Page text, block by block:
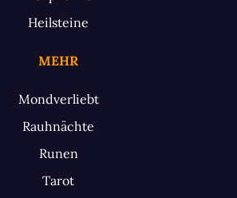
Heilsteine
MEHR
Mondverliebt
Rauhnächte
Runen
Tarot